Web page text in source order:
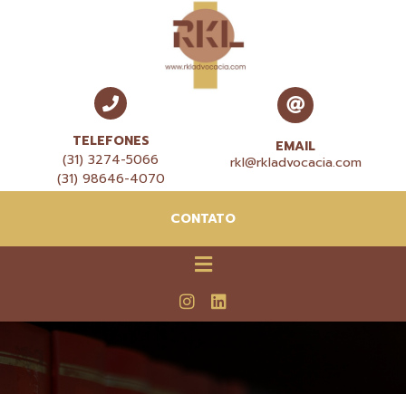
TELEFONES
(31) 3274-5066
(31) 98646-4070
EMAIL
rkl@rkladvocacia.com
CONTATO